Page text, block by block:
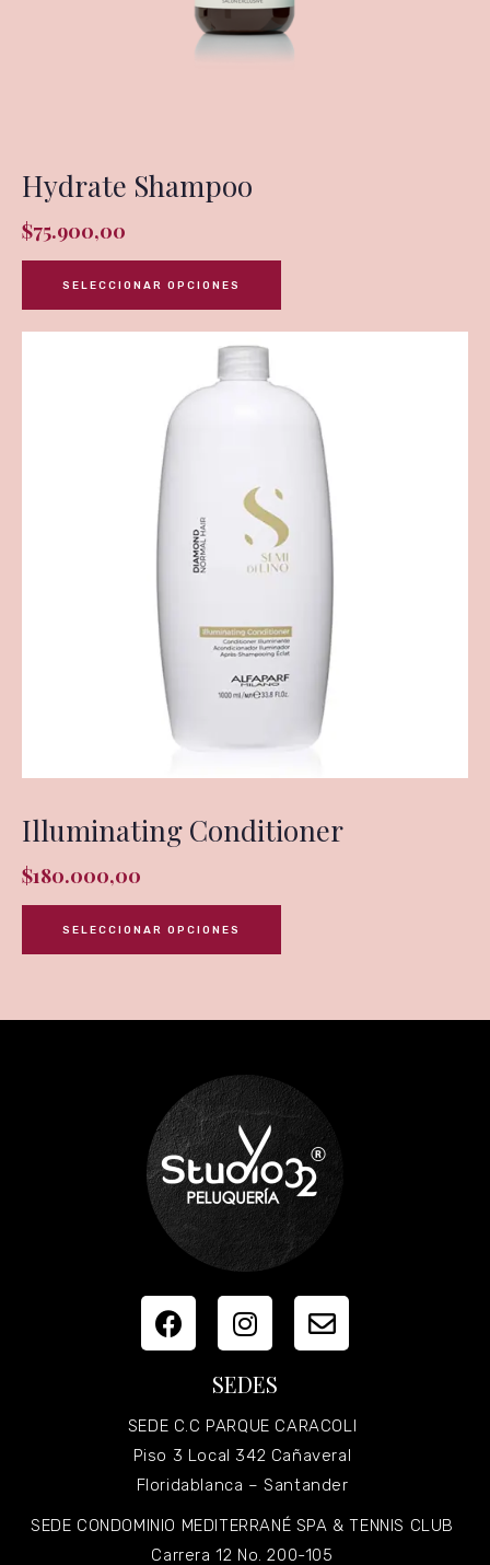
Hydrate Shampoo
$75.900,00
SELECCIONAR OPCIONES
Illuminating Conditioner
$180.000,00
SELECCIONAR OPCIONES
SEDES
SEDE C.C PARQUE CARACOLI
Piso 3 Local 342 Cañaveral
Floridablanca – Santander
SEDE CONDOMINIO MEDITERRANÉ SPA & TENNIS CLUB
Carrera 12 No. 200-105